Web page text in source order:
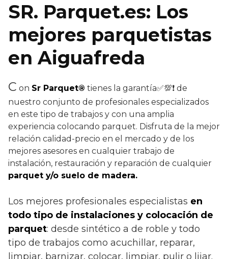
SR. Parquet.es: Los
mejores parquetistas
en Aiguafreda
C on Sr Parquet® tienes la garantía✅💯❗ de
nuestro conjunto de profesionales especializados
en este tipo de trabajos y con una amplia
experiencia colocando parquet. Disfruta de la mejor
relación calidad-precio en el mercado y de los
mejores asesores en cualquier trabajo de
instalación, restauración y reparación de cualquier
parquet y/o suelo de madera.
Los mejores profesionales especialistas en
todo tipo de instalaciones y colocación de
parquet: desde sintético a de roble y todo
tipo de trabajos como acuchillar, reparar,
limpiar, barnizar, colocar, limpiar, pulir o lijar.